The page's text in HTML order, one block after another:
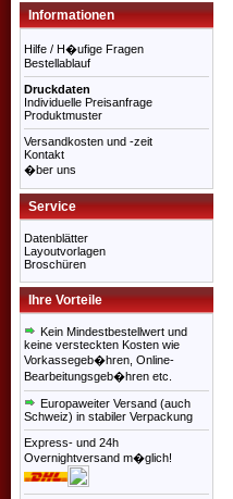
Informationen
Hilfe / H�ufige Fragen
Bestellablauf
Druckdaten
Individuelle Preisanfrage
Produktmuster
Versandkosten und -zeit
Kontakt
�ber uns
Service
Datenblätter
Layoutvorlagen
Broschüren
Ihre Vorteile
Kein Mindestbestellwert und
keine versteckten Kosten wie
Vorkassegeb�hren, Online-
Bearbeitungsgeb�hren etc.
Europaweiter Versand (auch
Schweiz) in stabiler Verpackung
Express- und 24h
Overnightversand m�glich!